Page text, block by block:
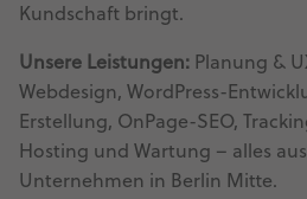
Kundschaft bringt.
Unsere Leistungen: Planung &
Webdesign, WordPress-
Erstellung, OnPage-SEO,
Hosting und Wartung – alles
Unternehmen in Berlin Mitte.